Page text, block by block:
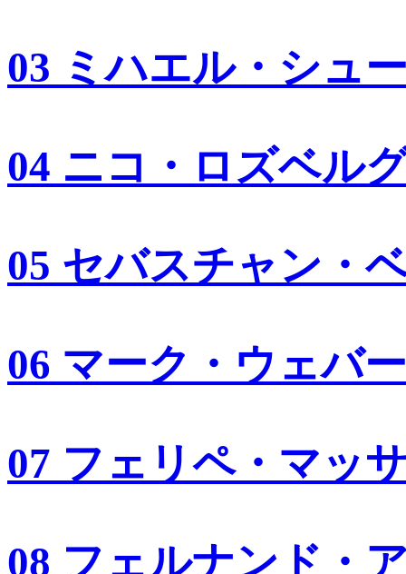
03 ミハエル・シュ
04 ニコ・ロズベル
05 セバスチャン・
06 マーク・ウェバー
07 フェリペ・マッ
08 フェルナンド・